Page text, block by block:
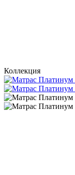
Коллекция